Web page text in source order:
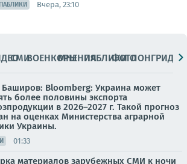
ПАБЛИКИ Вчера, 23:10
СМИВОЕНКОРЫМНЕНИЯПАБЛИКИ
ФОТОЛОНГРИДЫ
Bloomberg: Украина может
более половины экспорта
в 2026–2027 г. Такой прогноз
на оценках Министерства аграрной
Украины.
01:33
материалов зарубежных СМИ к ночи